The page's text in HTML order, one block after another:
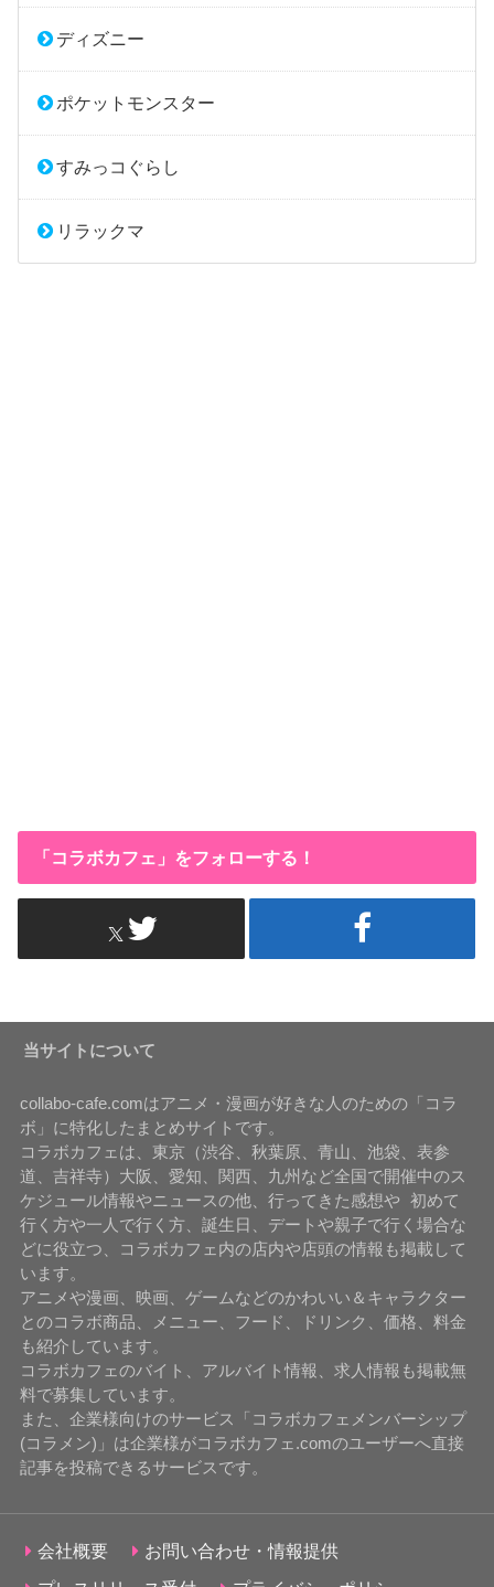
ディズニー
ポケットモンスター
すみっコぐらし
リラックマ
「コラボカフェ」をフォローする！
当サイトについて
collabo-cafe.comはアニメ・漫画が好きな人のための「コラ
ボ」に特化したまとめサイトです。
コラボカフェは、東京（渋谷、秋葉原、青山、池袋、表参
道、吉祥寺）大阪、愛知、関西、九州など全国で開催中のス
ケジュール情報やニュースの他、行ってきた感想や 初めて
行く方や一人で行く方、誕生日、デートや親子で行く場合な
どに役立つ、コラボカフェ内の店内や店頭の情報も掲載して
います。
アニメや漫画、映画、ゲームなどのかわいい＆キャラクター
とのコラボ商品、メニュー、フード、ドリンク、価格、料金
も紹介しています。
コラボカフェのバイト、アルバイト情報、求人情報も掲載無
料で募集しています。
また、企業様向けのサービス「コラボカフェメンバーシップ
(コラメン)」は企業様がコラボカフェ.comのユーザーへ直接
記事を投稿できるサービスです。
会社概要
お問い合わせ・情報提供